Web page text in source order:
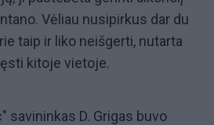
Vėliau nusipirkus dar du
taip ir liko neišgerti, nutarta
kitoje vietoje.
savininkas D. Grigas buvo